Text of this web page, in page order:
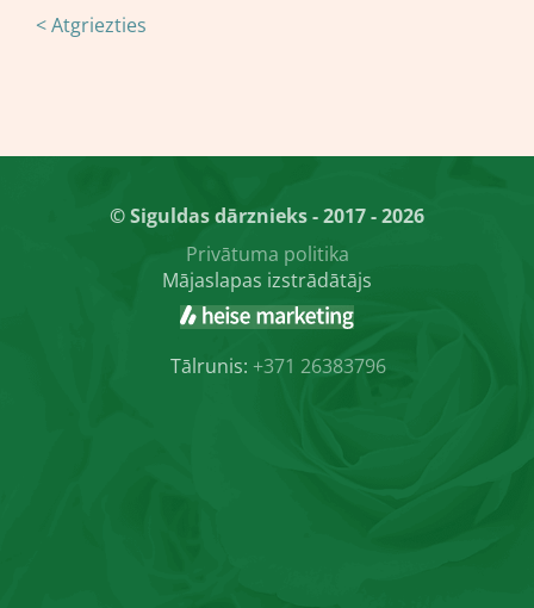
< Atgriezties
© Siguldas dārznieks - 2017 - 2026
Privātuma politika
Mājaslapas izstrādātājs
Tālrunis: +371 26383796